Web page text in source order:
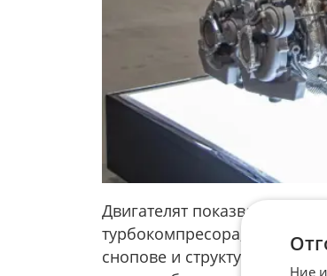
Двигателят показва
турбокомпресора,
снопове и структурни
Ние